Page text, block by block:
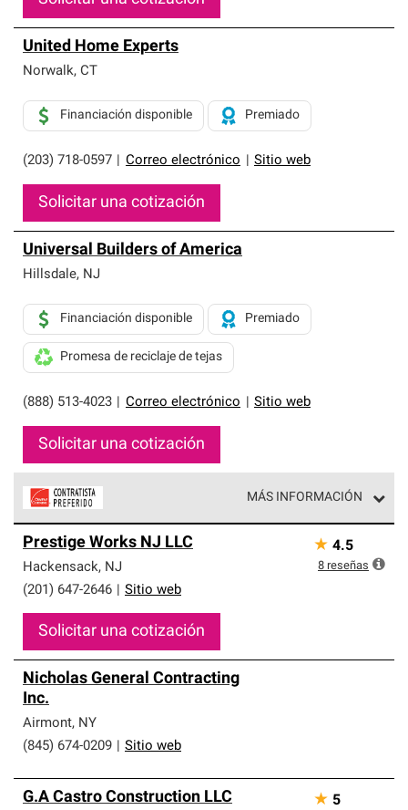
United Home Experts
Norwalk, CT
(203) 718-0597 Correo electrónico Sitio web
Financiación disponible Premiado
Solicitar una cotización
Universal Builders of America
Hillsdale, NJ
(888) 513-4023 Correo electrónico Sitio web
Financiación disponible Premiado
Promesa de reciclaje de tejas
Solicitar una cotización
MÁS INFORMACIÓN
parte de una red exclusiva de profesionales de techos
que cumplen con altos estándares y requisitos estrictos
de profesionalismo y confiabilidad.
Prestige Works NJ LLC
Hackensack, NJ
(201) 647-2646
Sitio web
Solicitar una cotización
★ 4.5
8 reseñas
Nicholas General Contracting
Inc.
Airmont, NY
(845) 674-0209
Sitio web
G.A Castro Construction LLC ★ 5